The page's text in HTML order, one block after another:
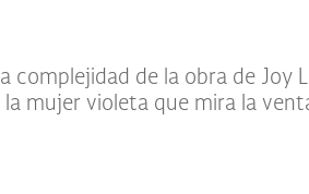
complejidad de la obra de Joy
mujer violeta que mira la